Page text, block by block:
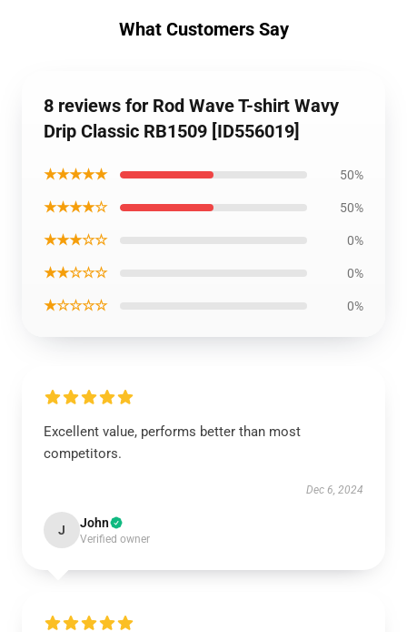
What Customers Say
8 reviews for Rod Wave T-shirt Wavy
Drip Classic RB1509 [ID556019]
★★★★★ 50%
★★★★☆ 50%
★★★☆☆ 0%
★★☆☆☆ 0%
★☆☆☆☆ 0%
Excellent value, performs better than most
competitors.
Dec 6, 2024
J John
Verified owner